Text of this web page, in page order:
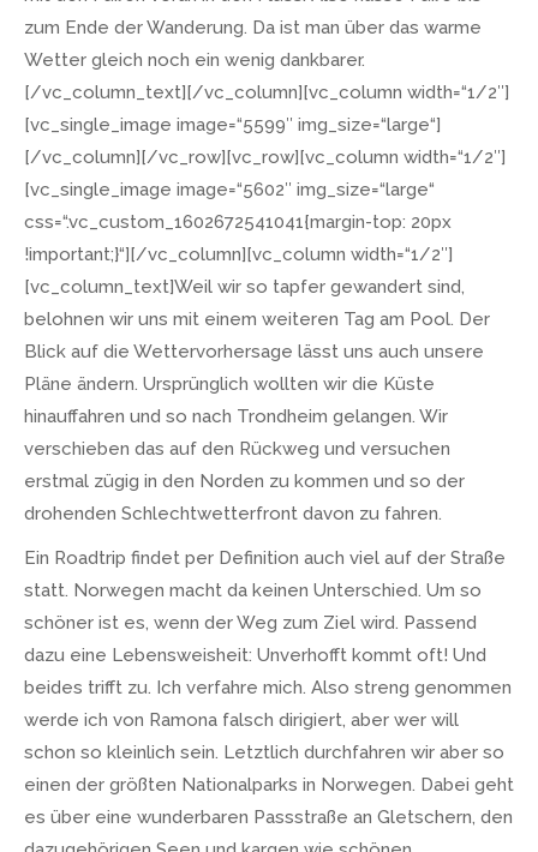
zum Ende der Wanderung. Da ist man über das warme
Wetter gleich noch ein wenig dankbarer.
[/vc_column_text][/vc_column][vc_column width=“1/2″]
[vc_single_image image=“5599″ img_size=“large“]
[/vc_column][/vc_row][vc_row][vc_column width=“1/2″]
[vc_single_image image=“5602″ img_size=“large“
css=“.vc_custom_1602672541041{margin-top: 20px
!important;}“][/vc_column][vc_column width=“1/2″]
[vc_column_text]Weil wir so tapfer gewandert sind,
belohnen wir uns mit einem weiteren Tag am Pool. Der
Blick auf die Wettervorhersage lässt uns auch unsere
Pläne ändern. Ursprünglich wollten wir die Küste
hinauffahren und so nach Trondheim gelangen. Wir
verschieben das auf den Rückweg und versuchen
erstmal zügig in den Norden zu kommen und so der
drohenden Schlechtwetterfront davon zu fahren.
Ein Roadtrip findet per Definition auch viel auf der Straße
statt. Norwegen macht da keinen Unterschied. Um so
schöner ist es, wenn der Weg zum Ziel wird. Passend
dazu eine Lebensweisheit: Unverhofft kommt oft! Und
beides trifft zu. Ich verfahre mich. Also streng genommen
werde ich von Ramona falsch dirigiert, aber wer will
schon so kleinlich sein. Letztlich durchfahren wir aber so
einen der größten Nationalparks in Norwegen. Dabei geht
es über eine wunderbaren Passstraße an Gletschern, den